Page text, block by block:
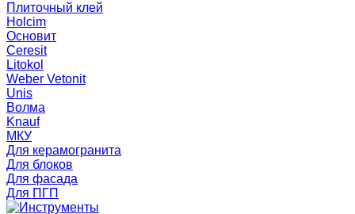
Плиточный клей
Holcim
Основит
Ceresit
Litokol
Weber Vetonit
Unis
Волма
Knauf
МКУ
Для керамогранита
Для блоков
Для фасада
Для ПГП